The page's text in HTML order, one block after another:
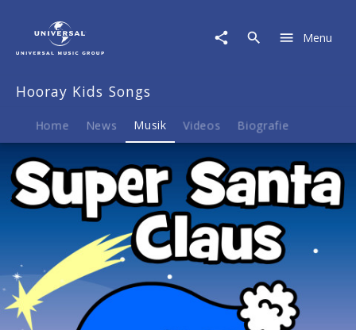
Claus
Menu
Hooray Kids Songs
Home News Musik Videos Biografie